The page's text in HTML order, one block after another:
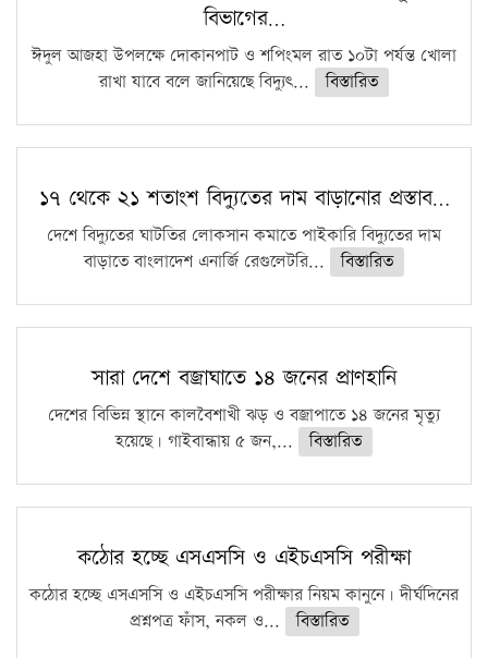
ফরিদগঞ্জে আগুনে পুড়লো ৬ ব্যবসা প্রতিষ্ঠান
বিভাগের…
ঈদুল আজহা উপলক্ষে দোকানপাট ও শপিংমল রাত ১০টা পর্যন্ত খোলা
রাখা যাবে বলে জানিয়েছে বিদ্যুৎ...
বিস্তারিত
১৭ থেকে ২১ শতাংশ বিদ্যুতের দাম বাড়ানোর প্রস্তাব…
দেশে বিদ্যুতের ঘাটতির লোকসান কমাতে পাইকারি বিদ্যুতের দাম
বাড়াতে বাংলাদেশ এনার্জি রেগুলেটরি...
বিস্তারিত
সারা দেশে বজ্রাঘাতে ১৪ জনের প্রাণহানি
দেশের বিভিন্ন স্থানে কালবৈশাখী ঝড় ও বজ্রাপাতে ১৪ জনের মৃত্যু
হয়েছে। গাইবান্ধায় ৫ জন,...
বিস্তারিত
কঠোর হচ্ছে এসএসসি ও এইচএসসি পরীক্ষা
কঠোর হচ্ছে এসএসসি ও এইচএসসি পরীক্ষার নিয়ম কানুনে। দীর্ঘদিনের
প্রশ্নপত্র ফাঁস, নকল ও...
বিস্তারিত